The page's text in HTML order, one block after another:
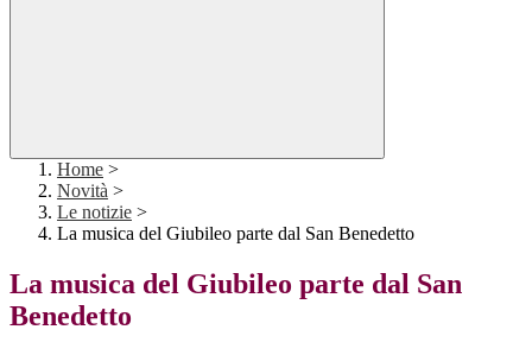
Home >
Novità >
Le notizie >
La musica del Giubileo parte dal San Benedetto
La musica del Giubileo parte dal San
Benedetto